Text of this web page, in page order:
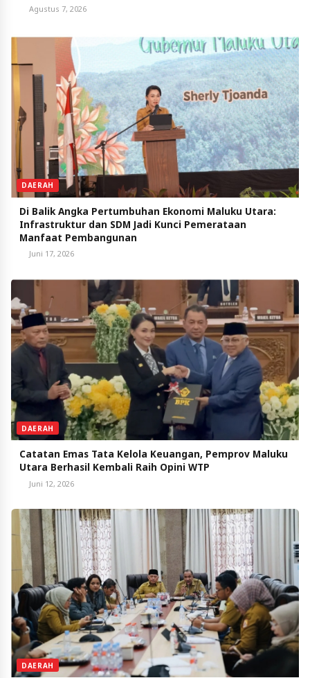
Agustus 7, 2026
DAERAH
Di Balik Angka Pertumbuhan Ekonomi Maluku Utara:
Infrastruktur dan SDM Jadi Kunci Pemerataan
Manfaat Pembangunan
Juni 17, 2026
DAERAH
Catatan Emas Tata Kelola Keuangan, Pemprov Maluku
Juni 12, 2026
DAERAH